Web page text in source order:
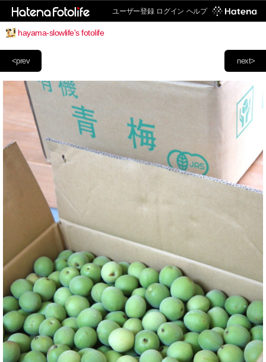
ユーザー登録 ログイン ヘルプ
hayama-slowlife's fotolife
next>
<prev